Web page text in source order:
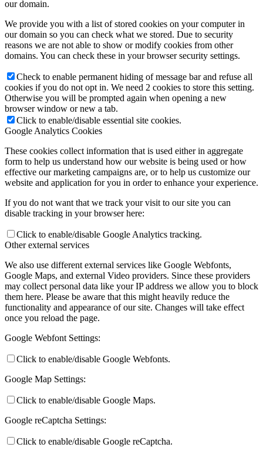
our domain.
We provide you with a list of stored cookies on your computer in
our domain so you can check what we stored. Due to security
reasons we are not able to show or modify cookies from other
domains. You can check these in your browser security settings.
Check to enable permanent hiding of message bar and refuse all
cookies if you do not opt in. We need 2 cookies to store this setting.
Otherwise you will be prompted again when opening a new
browser window or new a tab.
Click to enable/disable essential site cookies.
Google Analytics Cookies
These cookies collect information that is used either in aggregate
form to help us understand how our website is being used or how
effective our marketing campaigns are, or to help us customize our
website and application for you in order to enhance your experience.
If you do not want that we track your visit to our site you can
disable tracking in your browser here:
Click to enable/disable Google Analytics tracking.
Other external services
We also use different external services like Google Webfonts,
Google Maps, and external Video providers. Since these providers
may collect personal data like your IP address we allow you to block
them here. Please be aware that this might heavily reduce the
functionality and appearance of our site. Changes will take effect
once you reload the page.
Google Webfont Settings:
Click to enable/disable Google Webfonts.
Google Map Settings:
Click to enable/disable Google Maps.
Google reCaptcha Settings:
Click to enable/disable Google reCaptcha.